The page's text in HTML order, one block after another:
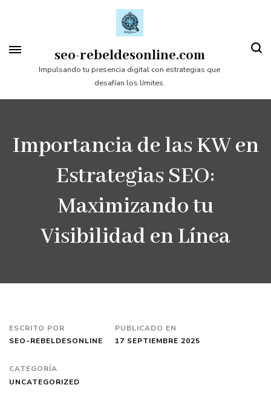
contenido
(presiona
seo-rebeldesonline.com
Impulsando tu presencia digital con estrategias que
desafían los límites.
Importancia de las KW en
Estrategias SEO:
Maximizando tu
Visibilidad en Línea
ESCRITO POR
SEO-REBELDESONLINE
PUBLICADO EN
17 SEPTIEMBRE 2025
CATEGORÍA
UNCATEGORIZED